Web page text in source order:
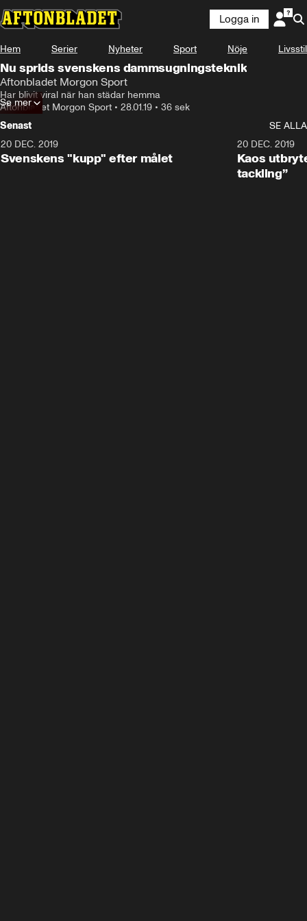
Logga in
Hem Serier Nyheter Sport Nöje Livsstil
Nu sprids svenskens dammsugningsteknik
Aftonbladet Morgon Sport
Har blivit viral när han städar hemma
Aftonbladet Morgon Sport • 28.01.19 • 36 sek
Se mer
Senast
SE ALLA
20 DEC. 2019
Svenskens "kupp" efter målet
20 DEC. 2019
Kaos
tackling”